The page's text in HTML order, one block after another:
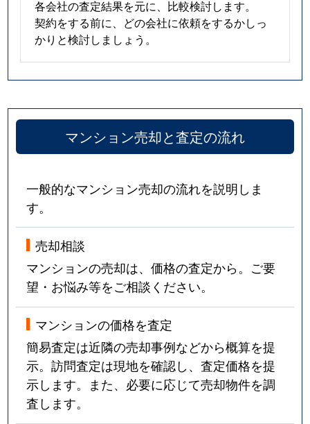
各会社の査定結果を元に、比較検討します。
契約をする前に、どの会社に依頼をするかしっ
かりと検討しましょう。
マンション売却と査定の流れ
一般的なマンション売却の流れを説明しま
す。
売却相談
マンションの売却は、価格の査定から。ご要
望・お悩み等をご相談ください。
マンションの価格を査定
簡易査定は近隣の売却事例などから概算を提
示。訪問査定は現地を確認し、査定価格を提
示します。また、必要に応じて売却物件を調
査します。